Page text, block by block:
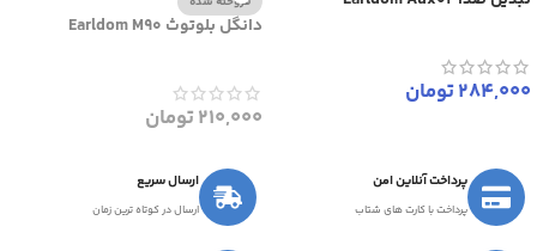
284,000تومان
دانگل بلوتوث Earldom M90
210,000تومان
پرداخت آنلاین امن
پرداخت با کارت های شتاب
ارسال سریع
ارسال در کوتاه ترین زمان